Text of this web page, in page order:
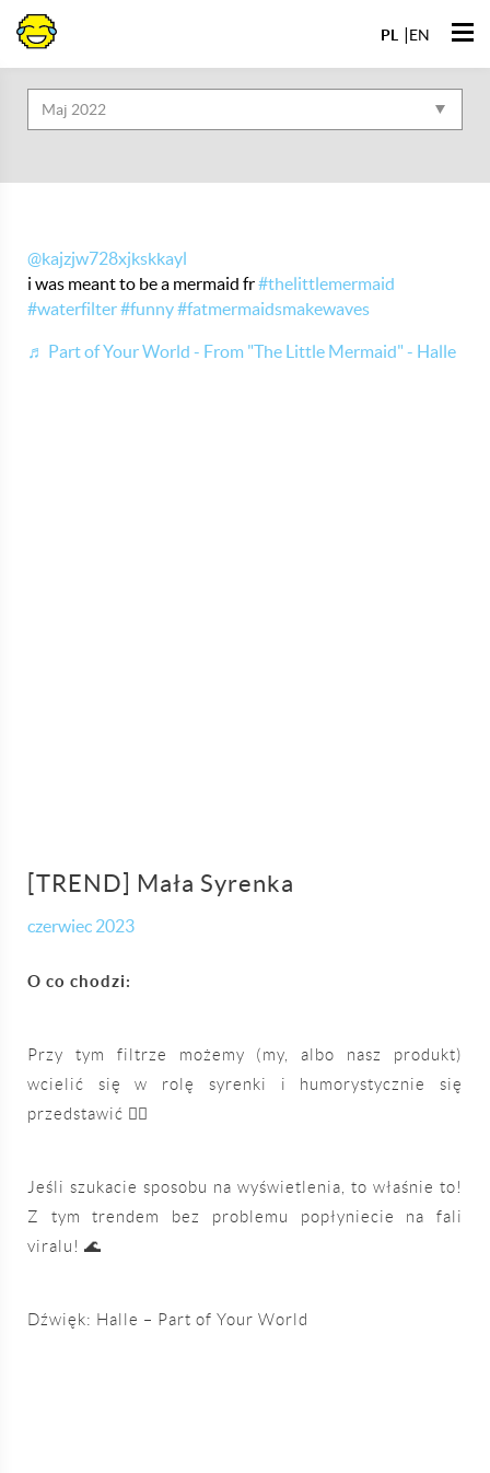
Przejdź
do
PL EN
Archiwa
@kajzjw728xjkskkayl
i was meant to be a mermaid fr#thelittlemermaid
#waterfilter#funny#fatmermaidsmakewaves
♬ Part of Your World - From "The Little Mermaid" - Halle
[TREND] Mała Syrenka
czerwiec 2023
O co chodzi:
Przy tym filtrze możemy (my, albo nasz produkt)
wcielić się w rolę syrenki i humorystycznie się
przedstawić 🧜‍♀️
Jeśli szukacie sposobu na wyświetlenia, to właśnie to!
Z tym trendem bez problemu popłyniecie na fali
viralu! 🌊
Dźwięk: Halle – Part of Your World